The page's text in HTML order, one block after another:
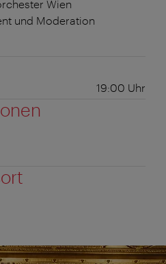
Wien
und Moderation
19:00 Uhr